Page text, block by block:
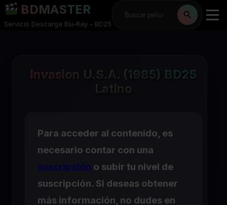
BDMASTER
Servicio Descarga Blu-Ray – BD25
Invasion U.S.A. (1985) BD25
Latino
Para acceder al contenido, es
necesario contar con una
suscripción o subir tu nivel de
suscripción. Si deseas obtener
más información, no dudes en